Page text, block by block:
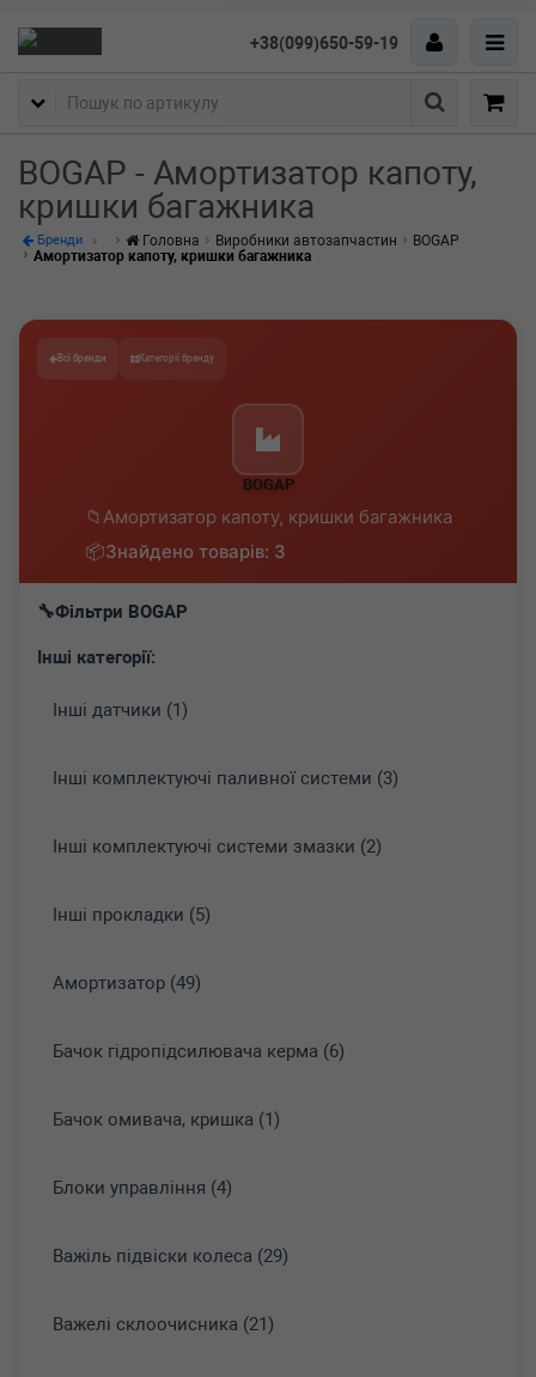
+38(099)650-59-19
Пошук
BOGAP - Амортизатор капоту,
кришки багажника
Бренди Головна Виробники автозапчастин
BOGAP
Амортизатор капоту, кришки багажника
Всі бренди Категорії бренду
BOGAP
Амортизатор капоту, кришки багажника
Знайдено товарів: 3
Фільтри BOGAP
Інші категорії:
Інші датчики (1)
Інші комплектуючі паливної системи (3)
Інші комплектуючі системи змазки (2)
Інші прокладки (5)
Амортизатор (49)
Бачок гідропідсилювача керма (6)
Бачок омивача, кришка (1)
Блоки управління (4)
Важіль підвіски колеса (29)
Важелі склоочисника (21)